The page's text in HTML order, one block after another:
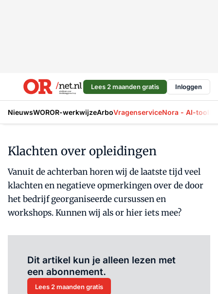
Lees 2 maanden gratis Inloggen
NieuwsWOROR-werkwijzeArboVragenserviceNora - AI-tool
Klachten over opleidingen
Vanuit de achterban horen wij de laatste tijd veel
klachten en negatieve opmerkingen over de door
het bedrijf georganiseerde cursussen en
workshops. Kunnen wij als or hier iets mee?
Dit artikel kun je alleen lezen met
een abonnement.
Lees 2 maanden gratis